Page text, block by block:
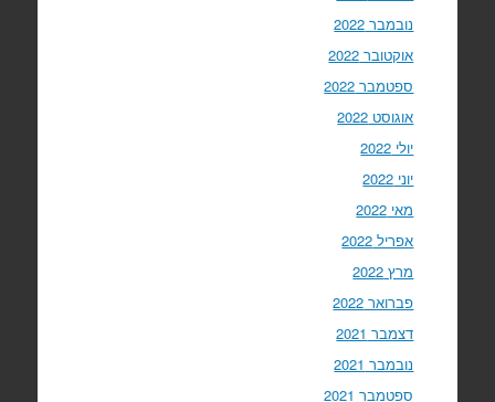
נובמבר 2022
אוקטובר 2022
ספטמבר 2022
אוגוסט 2022
יולי 2022
יוני 2022
מאי 2022
אפריל 2022
מרץ 2022
פברואר 2022
דצמבר 2021
נובמבר 2021
ספטמבר 2021